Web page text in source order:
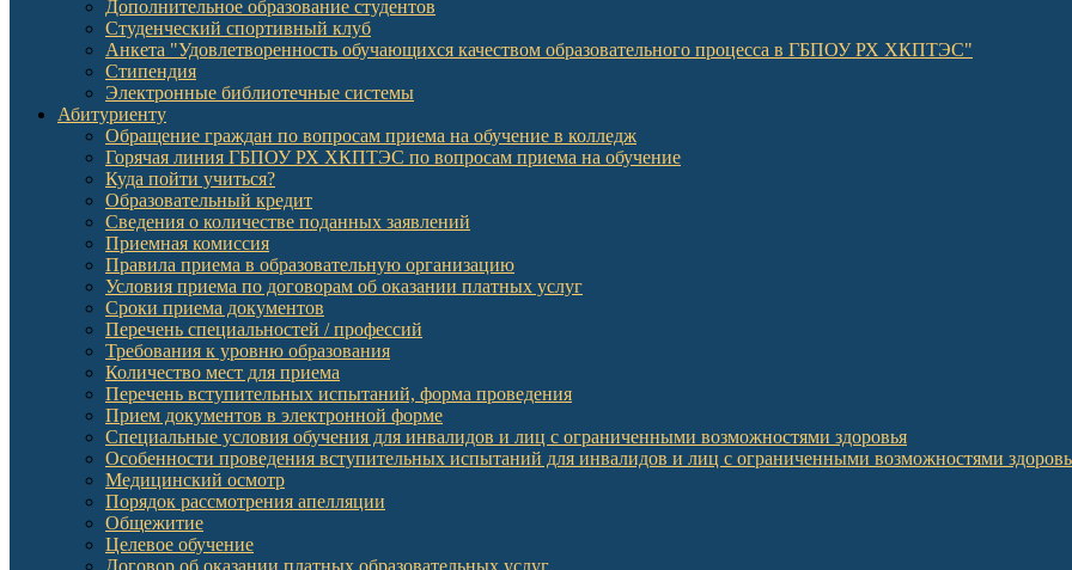
Дополнительное образование студентов
Студенческий спортивный клуб
Анкета "Удовлетворенность обучающихся качеством образовательного процесса в ГБПОУ РХ ХКПТЭС"
Стипендия
Электронные библиотечные системы
Абитуриенту
Обращение граждан по вопросам приема на обучение в колледж
Горячая линия ГБПОУ РХ ХКПТЭС по вопросам приема на обучение
Куда пойти учиться?
Образовательный кредит
Сведения о количестве поданных заявлений
Приемная комиссия
Правила приема в образовательную организацию
Условия приема по договорам об оказании платных услуг
Сроки приема документов
Перечень специальностей / профессий
Требования к уровню образования
Количество мест для приема
Перечень вступительных испытаний, форма проведения
Прием документов в электронной форме
Специальные условия обучения для инвалидов и лиц с ограниченными возможностями здоровья
Особенности проведения вступительных испытаний для инвалидов и лиц с ограниченными возможностями
Медицинский осмотр
Порядок рассмотрения апелляции
Общежитие
Целевое обучение
Договор об оказании платных образовательных услуг